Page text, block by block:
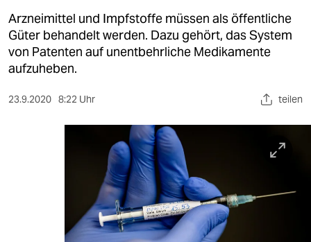
gesellschaft
kultur
sport
berlin
Arzneimittel und Impfstoffe müssen als öffentliche
Güter behandelt werden. Dazu gehört, das System
von Patenten auf unentbehrliche Medikamente
aufzuheben.
23.9.2020 8:22 Uhr teilen